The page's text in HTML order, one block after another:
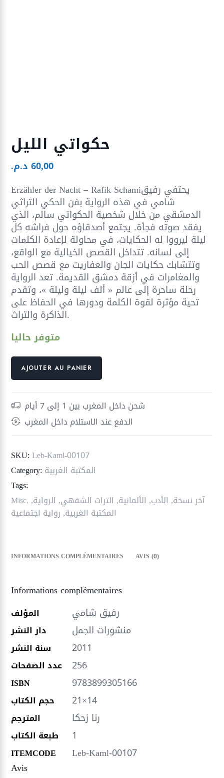
حكواتي الليل
60,00 د.م.
Erzähler der Nacht – Rafik Schamiيحتفي رفيق
شامي في هذه الرواية بفن الحكي التراثي
الدمشقي من خلال شخصية الحكواتي سالم، الذي
يفقد صوته فجأة. يجتمع أصدقاؤه حول فراشه كل
ليلة ليرووا له الحكايات، في محاولة لإعادة الكلمات
إلى لسانه. تتداخل القصص الخيالية مع الواقع،
وتتشابك حكايات الجان والعفاريت مع قصص الحب
والمغامرات في أزقة دمشق القديمة. تعد الرواية
رحلة ساحرة إلى عالم « ألف ليلة وليلة »، وتقدم
تحية مؤثرة لقوة الكلمة ودورها في الحفاظ على
الذاكرة والتراث.
متوفر حاليا
quantité
de
الليل
AJOUTER AU PANIER
شحن داخل المغرب بين 1 إلى 7 أيام
الدفع عند الاستلام داخل المغرب
SKU: Leb-Kaml-00107
Category: المكتبة الغربية
Tags:
Misc, آخر نسخة, الأدب, الألمانية, التراث الشفهي, الرواية,
المكتبة الغربية,رواية اجتماعية
INFORMATIONS COMPLÉMENTAIRES AVIS (0)
Informations complémentaires
المؤلف رفيق شامي
دار النشر منشورات الجمل
سنة النشر 2011
عدد الصفحات 256
ISBN 9783899305166
حجم الكتاب 21×14
المترجم رنا زحكا
طبعة الكتاب 1
ITEMCODE
Leb-Kaml-00107
Avis